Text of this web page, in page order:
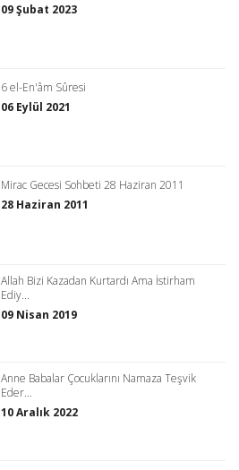
09 Şubat 2023
6 el-En'âm Sûresi
06 Eylül 2021
Mirac Gecesi Sohbeti 28 Haziran 2011
28 Haziran 2011
Allah Bizi Kazadan Kurtardı Ama İstirham
Ediy...
09 Nisan 2019
Anne Babalar Çocuklarını Namaza Teşvik
Eder...
10 Aralık 2022